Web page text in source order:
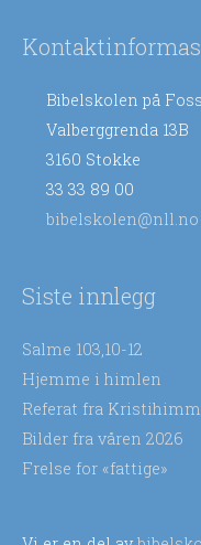
Bibelskolen på
Valberggrenda 13B
3160 Stokke
33 33 89 00
bibelskolen@nll.no
Siste innlegg
Salme 103,10-12
Hjemme i himlen
Referat fra
Bilder fra våren 2026
Frelse for «fattige»